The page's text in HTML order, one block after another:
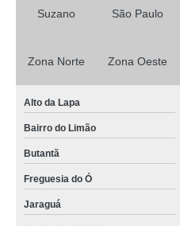
Suzano São Paulo
Zona Norte Zona Oeste
Alto da Lapa
Bairro do Limão
Butantã
Freguesia do Ó
Jaraguá